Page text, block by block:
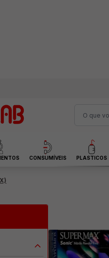
CONSUMÍVEIS PLASTICOS